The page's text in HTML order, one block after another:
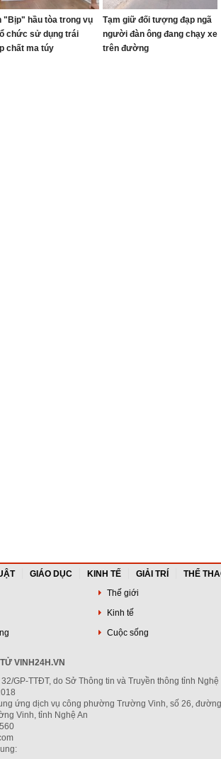
"Bịp" hầu tòa trong vụ
chức sử dụng trái
chất ma túy
Tạm giữ đối tượng đạp ngã
người đàn ông đang chạy xe
trên đường
GIÁO DỤC KINH TẾ GIẢI TRÍ THỂ
Thế giới
Kinh tế
Cuộc sống
VINH24H.VN
GP-TTĐT, do Sở Thông tin và Truyền thông tỉnh Nghệ
ứng dịch vụ công phường Trường Vinh, số 26, đường
Vinh, tỉnh Nghệ An